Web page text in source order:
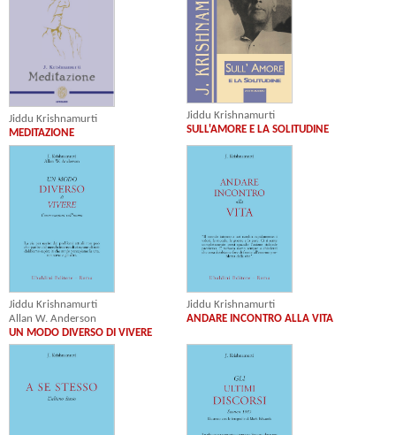
Jiddu Krishnamurti
MEDITAZIONE
Jiddu Krishnamurti
SULL'AMORE E LA SOLITUDINE
Jiddu Krishnamurti
Allan W. Anderson
UN MODO DIVERSO DI VIVERE
Jiddu Krishnamurti
ANDARE INCONTRO ALLA VITA